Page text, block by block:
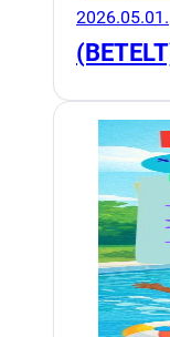
2026.05.01.